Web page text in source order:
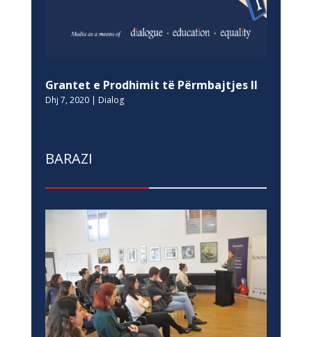
Grantet e Prodhimit të Përmbajtjes II
Dhj 7, 2020| Dialog
BARAZI